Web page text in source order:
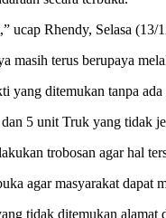
ucap Rhendy, Selasa (13/
masih terus berupaya
yang ditemukan tanpa
5 unit Truk yang tidak
trobosan agar hal
agar masyarakat dapat
tidak ditemukan